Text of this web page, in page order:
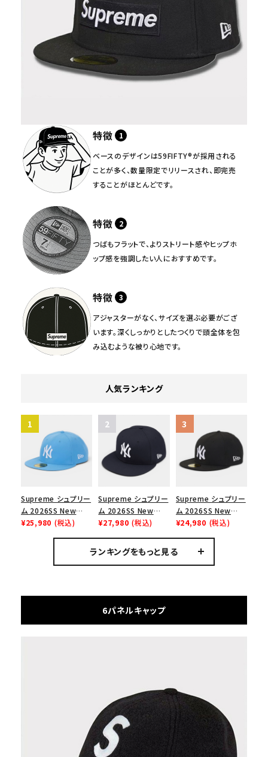
特徴
ベースのデザインは59FIFTY®が採用される
ことが多く、数量限定でリリースされ、即完売
することがほとんどです。
特徴
つばもフラットで、よりストリート感やヒップホ
ップ感を強調したい人におすすめです。
特徴
アジャスターがなく、サイズを選ぶ必要がござ
います。深くしっかりとしたつくりで頭全体を包
み込むような被り心地です。
人気ランキング
Supreme シュプリー
ム 2026SS New
York Yankees New
¥25,980 (税込)
Supreme シュプリー
ム 2026SS New
York Yankees New
クヤンキース ニュー
エラ キャップ ネイビ
¥27,980 (税込)
Supreme シュプリー
ム 2026SS New
York Yankees New
クヤンキース ニュー
エラ キャップ ブラック
¥24,980 (税込)
ランキングをもっと見る
6パネルキャップ